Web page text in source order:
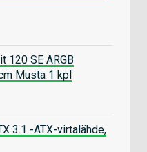
120 SE ARGB
Musta 1 kpl
3.1 -ATX-virtalähde,